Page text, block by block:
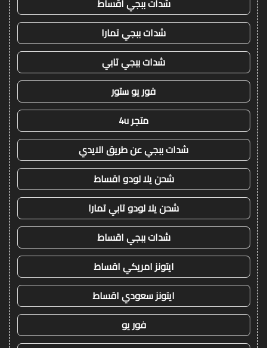
شدات ببجي اقساط
شدات ببجي تمارا
شدات ببجي تابي
فور يو ستور
متجر 4u
شدات ببجي عن طريق الايدي
شحن يلا لودو اقساط
شحن يلا لودو تابي تمارا
شدات ببجي اقساط
ايتونز امريكي اقساط
ايتونز سعودي اقساط
فور يو